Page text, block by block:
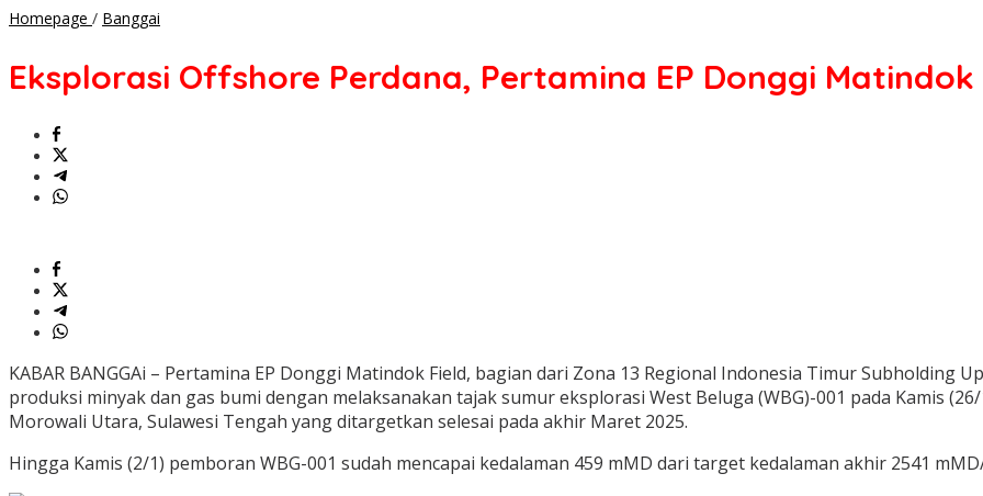
Homepage / Banggai
Pertamina
Eksplorasi Offshore Perdana, Pertamina EP Donggi
KABAR BANGGAi – Pertamina EP Donggi Matindok Field, bagian dari Zona 13 Regional Indonesia Timur Subholding
produksi minyak dan gas bumi dengan melaksanakan tajak sumur eksplorasi West Beluga (WBG)-001 pada Kamis
Morowali Utara, Sulawesi Tengah yang ditargetkan selesai pada akhir Maret 2025.
Hingga Kamis (2/1) pemboran WBG-001 sudah mencapai kedalaman 459 mMD dari target kedalaman akhir 2541